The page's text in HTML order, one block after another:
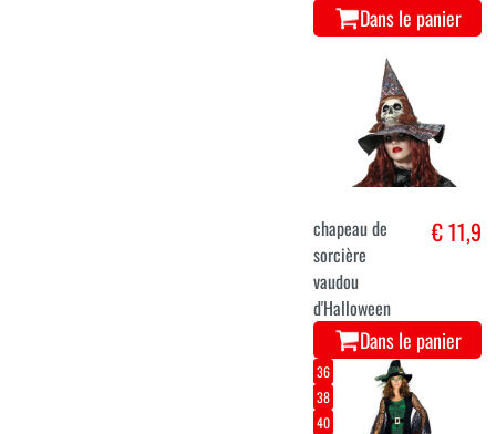
Dans le panier
chapeau de
sorcière
vaudou
d'Halloween
€ 11,9
Dans le panier
36
38
40